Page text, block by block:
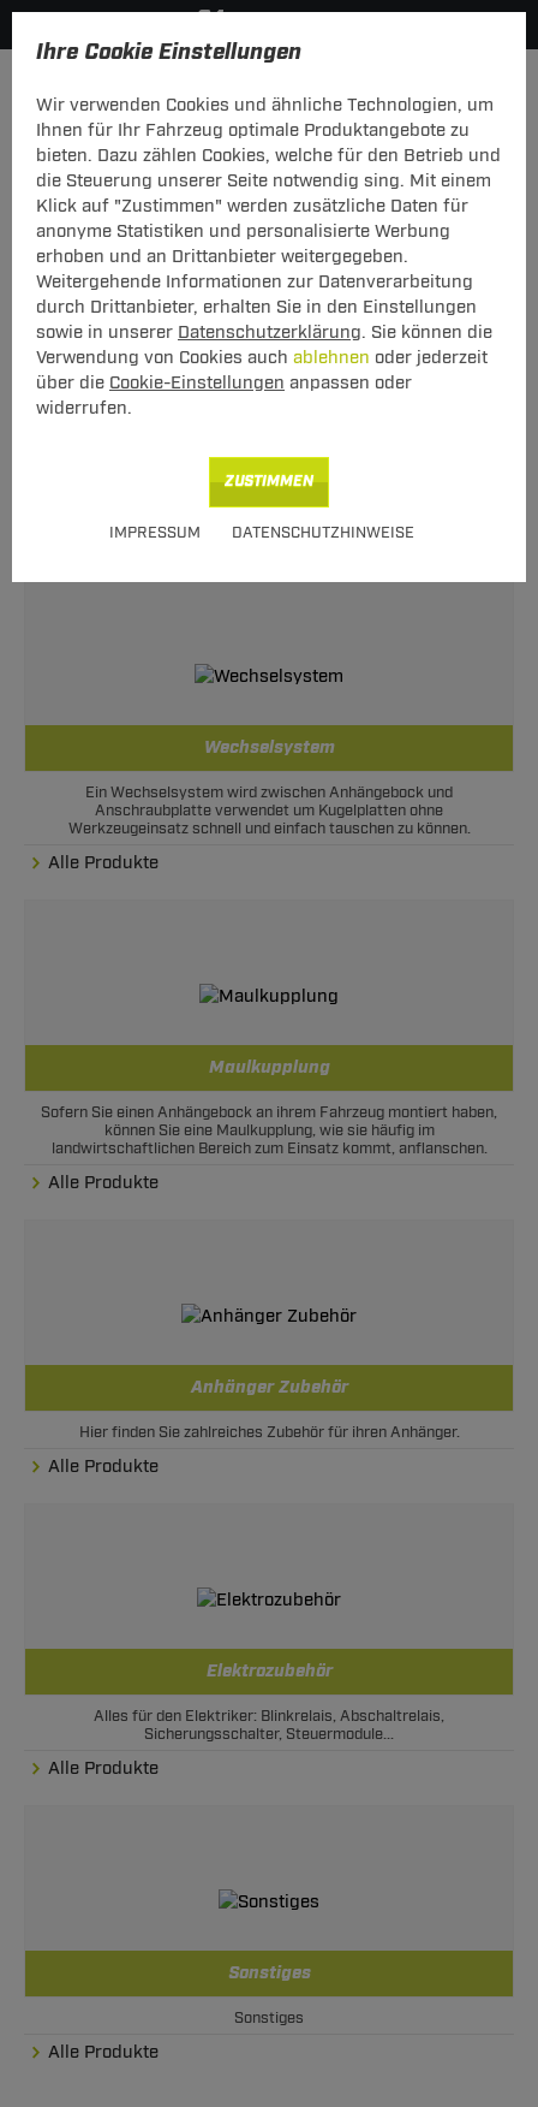
Ihre Cookie Einstellungen
Wir verwenden Cookies und ähnliche Technologien, um
Ihnen für Ihr Fahrzeug optimale Produktangebote zu
bieten. Dazu zählen Cookies, welche für den Betrieb und
die Steuerung unserer Seite notwendig sing. Mit einem
Klick auf "Zustimmen" werden zusätzliche Daten für
anonyme Statistiken und personalisierte Werbung
erhoben und an Drittanbieter weitergegeben.
Weitergehende Informationen zur Datenverarbeitung
durch Drittanbieter, erhalten Sie in den Einstellungen
sowie in unserer Datenschutzerklärung. Sie können die
Verwendung von Cookies auch ablehnen oder jederzeit
über die Cookie-Einstellungen anpassen oder
widerrufen.
IMPRESSUM DATENSCHUTZHINWEISE
ZUSTIMMEN
KATEGORIEN
Zubehör
Unsere Kategorien
Meistens im gewerblichen Bereich mit einem Anhängebock im
Einsatz. Diverse Bauformen ermöglichen es, Höhenunterschiede
oder den Abstand zwischen Fahrzeug und Anhänger auszugleichen.
Alle Produkte
Wechselsystem
Ein Wechselsystem wird zwischen Anhängebock und
Anschraubplatte verwendet um Kugelplatten ohne
Werkzeugeinsatz schnell und einfach tauschen zu können.
Alle Produkte
Maulkupplung
Sofern Sie einen Anhängebock an ihrem Fahrzeug montiert haben,
können Sie eine Maulkupplung, wie sie häufig im
landwirtschaftlichen Bereich zum Einsatz kommt, anflanschen.
Alle Produkte
Anhänger Zubehör
Hier finden Sie zahlreiches Zubehör für ihren Anhänger.
Alle Produkte
Elektrozubehör
Alles für den Elektriker: Blinkrelais, Abschaltrelais,
Sicherungsschalter, Steuermodule...
Alle Produkte
Sonstiges
Sonstiges
Alle Produkte